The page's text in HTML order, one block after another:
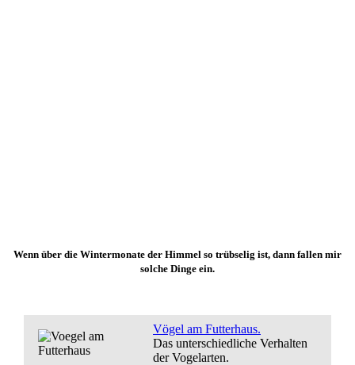
Wenn über die Wintermonate der Himmel so trübselig ist, dann fallen mir
solche Dinge ein.
Vögel am Futterhaus.
Das unterschiedliche Verhalten
der Vogelarten.